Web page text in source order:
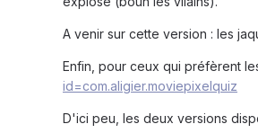
A venir sur cette version : les
Enfin, pour ceux qui préfèrent
id=com.aligier.moviepixelquiz
D'ici peu, les deux versions